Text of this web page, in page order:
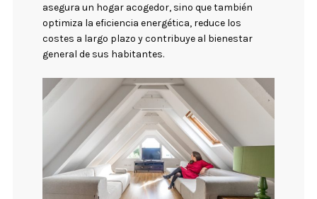
asegura un hogar acogedor, sino que también
optimiza la eficiencia energética, reduce los
costes a largo plazo y contribuye al bienestar
general de sus habitantes.